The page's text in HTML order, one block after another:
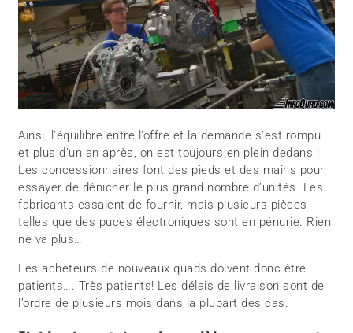
Ainsi, l’équilibre entre l’offre et la demande s’est rompu
et plus d’un an après, on est toujours en plein dedans !
Les concessionnaires font des pieds et des mains pour
essayer de dénicher le plus grand nombre d’unités. Les
fabricants essaient de fournir, mais plusieurs pièces
telles que des puces électroniques sont en pénurie. Rien
ne va plus…
Les acheteurs de nouveaux quads doivent donc être
patients…. Très patients! Les délais de livraison sont de
l’ordre de plusieurs mois dans la plupart des cas.